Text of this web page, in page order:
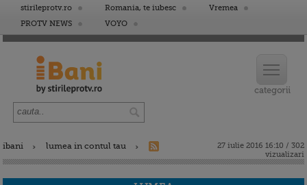
stirileprotv.ro Romania, te iubesc
Vremea
PROTV NEWS
VOYO
ibani lumea in contul tau
27 iulie 2016 16:10 / 302
vizualizari